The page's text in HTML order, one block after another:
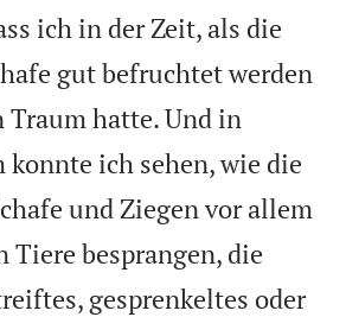
ich in der Zeit, als die
gut befruchtet werden
Traum hatte. Und in
konnte ich sehen, wie die
und Ziegen vor allem
Tiere besprangen, die
gesprenkeltes oder